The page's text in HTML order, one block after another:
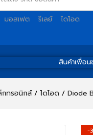
มอสเฟต รีเลย์ ไดโอด
สินค้าเพื่อน
กทรอนิกส์ ไดโอด Diode
-